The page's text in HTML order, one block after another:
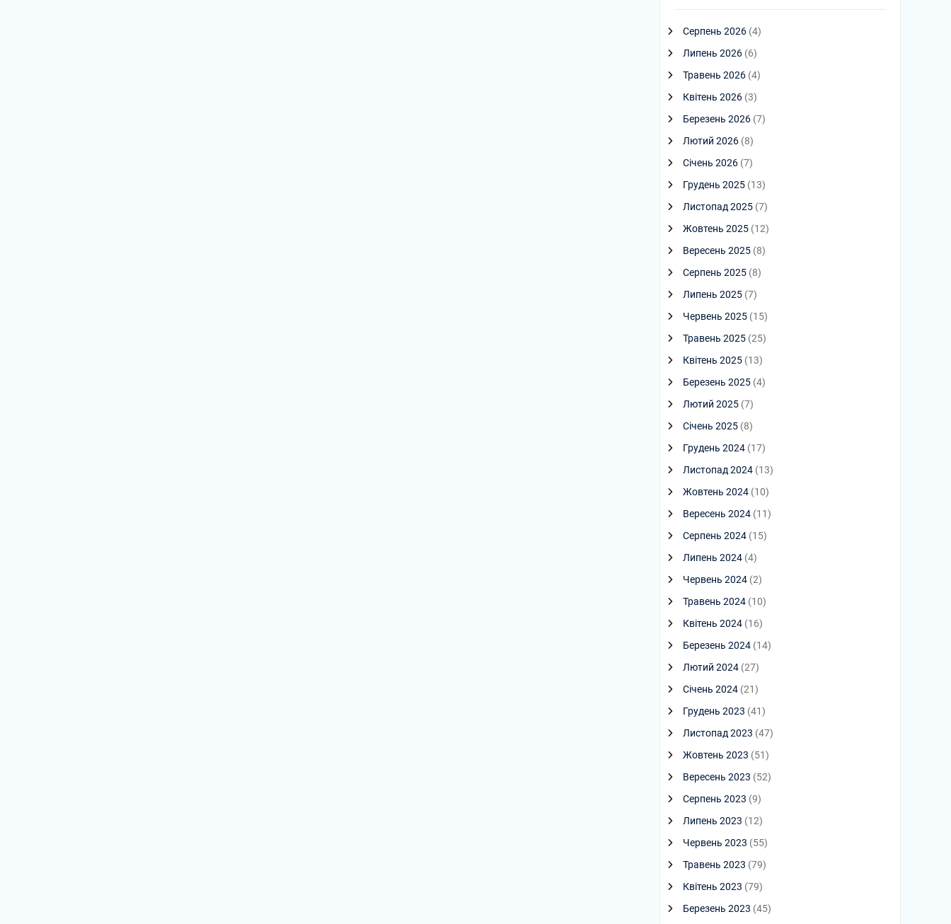
Серпень 2026 (4)
Липень 2026 (6)
Травень 2026 (4)
Квітень 2026 (3)
Березень 2026 (7)
Лютий 2026 (8)
Січень 2026 (7)
Грудень 2025 (13)
Листопад 2025 (7)
Жовтень 2025 (12)
Вересень 2025 (8)
Серпень 2025 (8)
Липень 2025 (7)
Червень 2025 (15)
Травень 2025 (25)
Квітень 2025 (13)
Березень 2025 (4)
Лютий 2025 (7)
Січень 2025 (8)
Грудень 2024 (17)
Листопад 2024 (13)
Жовтень 2024 (10)
Вересень 2024 (11)
Серпень 2024 (15)
Липень 2024 (4)
Червень 2024 (2)
Травень 2024 (10)
Квітень 2024 (16)
Березень 2024 (14)
Лютий 2024 (27)
Січень 2024 (21)
Грудень 2023 (41)
Листопад 2023 (47)
Жовтень 2023 (51)
Вересень 2023 (52)
Серпень 2023 (9)
Липень 2023 (12)
Червень 2023 (55)
Травень 2023 (79)
Квітень 2023 (79)
Березень 2023 (45)